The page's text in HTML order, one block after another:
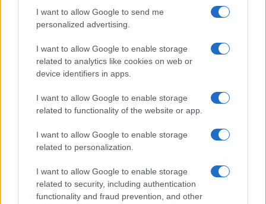
I want to allow Google to send me
personalized advertising.
I want to allow Google to enable storage
related to analytics like cookies on web or
device identifiers in apps.
I want to allow Google to enable storage
related to functionality of the website or app.
I want to allow Google to enable storage
related to personalization.
I want to allow Google to enable storage
related to security, including authentication
functionality and fraud prevention, and other
29/12/2025 - 22:36
Μικρό βρέφος παραμένει στη ΜΕΘ